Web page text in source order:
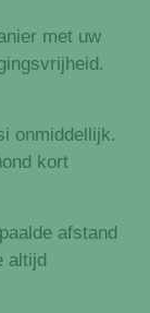
met uw
onmiddellijk.
kort
afstand
altijd